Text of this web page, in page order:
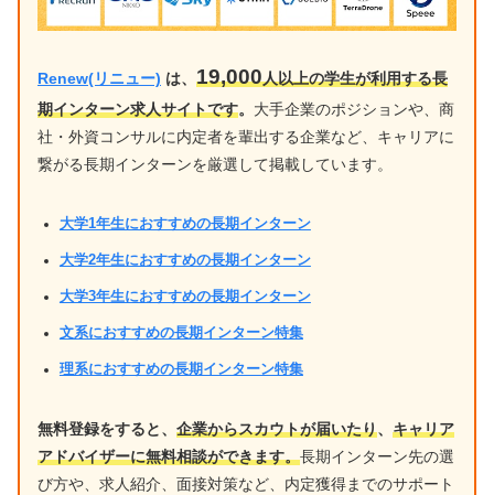
Renew(リニュー) は、 19,000人以上の学生が利用する長
期インターン求人サイトです。 大手企業のポジションや、商
社・外資コンサルに内定者を輩出する企業など、キャリアに
繋がる長期インターンを厳選して掲載しています。
大学1年生におすすめの長期インターン
大学2年生におすすめの長期インターン
大学3年生におすすめの長期インターン
文系におすすめの長期インターン特集
理系におすすめの長期インターン特集
無料登録をすると、 企業からスカウトが届いたり、 キャリア
アドバイザーに無料相談ができます。長期インターン先の選
び方や、求人紹介、面接対策など、内定獲得までのサポート